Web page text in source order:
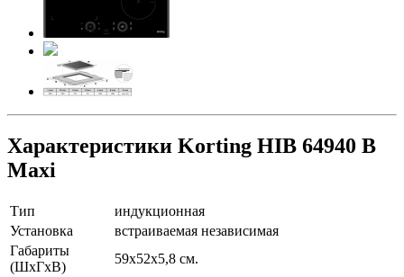
Характеристики Korting HIB 64940 B
Maxi
Тип
индукционная
Установка
встраиваемая независимая
Габариты
(ШхГхВ)
59х52х5,8 см.